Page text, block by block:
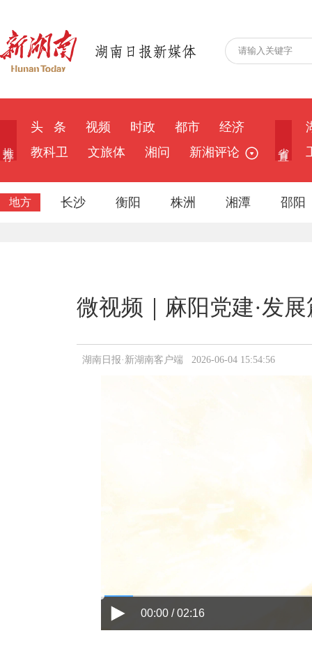
头 条 视频 时政 都市
经济
教科卫
文旅体 湘问 新湘评论
地方 长沙 衡阳 株洲 湘潭 邵阳
微视频｜麻阳党建·发展
湖南日报·新湖南客户端 2026-06-04 15:54:56
00:00 / 02:16